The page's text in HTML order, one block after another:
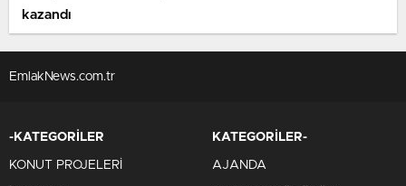
kazandı
EmlakNews.com.tr
-KATEGORİLER
KONUT PROJELERİ
KATEGORİLER-
AJANDA